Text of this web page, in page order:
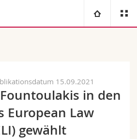
Fak.
15.09.2021
in den
European Law
gewählt